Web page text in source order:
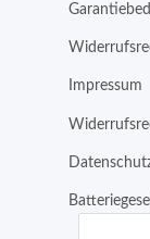
Impressum